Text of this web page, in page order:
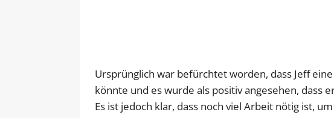
Ursprünglich war befürchtet worden, dass Jeff
könnte und es wurde als positiv angesehen, dass
Es ist jedoch klar, dass noch viel Arbeit nötig ist,